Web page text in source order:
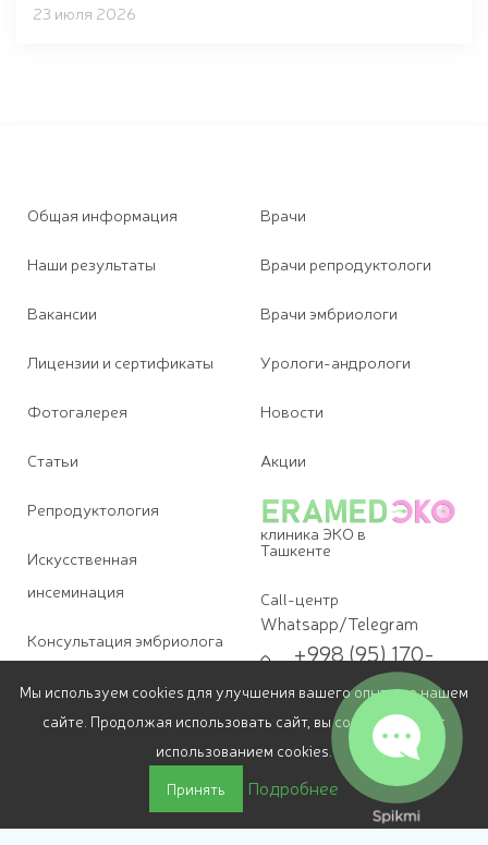
23 июля 2026
Общая информация
Наши результаты
Вакансии
Лицензии и сертификаты
Фотогалерея
Статьи
Репродуктология
Искусственная
инсеминация
Консультация эмбриолога
Диагностика бесплодия
Лечение бесплодия в
Криоконсервация
Врачи
Врачи репродуктологи
Врачи эмбриологи
Урологи-андрологи
Новости
Акции
клиника ЭКО в
Ташкенте
Call-центр
Whatsapp/Telegram
+998 (95) 170-
Для звонков
+998 (78) 113-
69-07
E-mail
info@eramedeko.uz
Мы используем cookies для улучшения вашего опыта на нашем
сайте. Продолжая использовать сайт, вы соглашаетесь с
использованием cookies.
Принять
Подробнее